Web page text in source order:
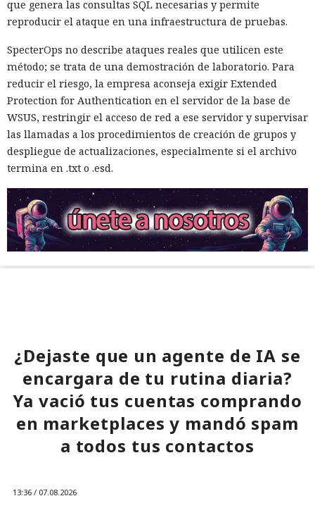
que genera las consultas SQL necesarias y permite
reproducir el ataque en una infraestructura de pruebas.
SpecterOps no describe ataques reales que utilicen este
método; se trata de una demostración de laboratorio. Para
reducir el riesgo, la empresa aconseja exigir Extended
Protection for Authentication en el servidor de la base de
WSUS, restringir el acceso de red a ese servidor y supervisar
las llamadas a los procedimientos de creación de grupos y
despliegue de actualizaciones, especialmente si el archivo
termina en .txt o .esd.
¿Dejaste que un agente de IA se
encargara de tu rutina diaria?
Ya vació tus cuentas comprando
en marketplaces y mandó spam
a todos tus contactos
13:36 / 07.08.2026